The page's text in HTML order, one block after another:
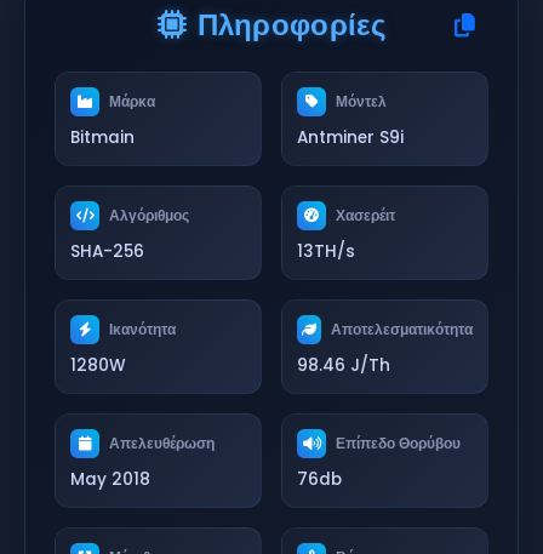
Πληροφορίες
Μάρκα
Bitmain
Μόντελ
Antminer S9i
Αλγόριθμος
SHA-256
Χασερέιτ
13TH/s
Ικανότητα
1280W
Αποτελεσματικότητα
98.46 J/Th
Απελευθέρωση
May 2018
Επίπεδο Θορύβου
76db